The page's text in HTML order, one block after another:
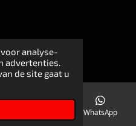
analyse-
advertenties.
de site gaat u
WhatsApp